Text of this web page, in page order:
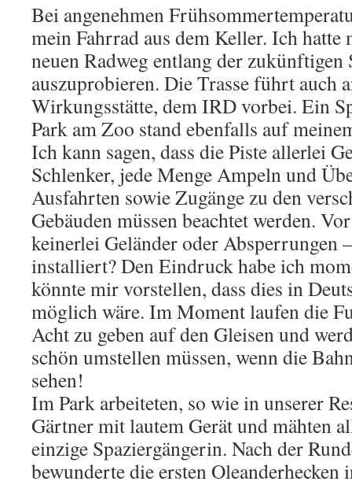
Bei angenehmen
mein Fahrrad aus dem Keller. Ich hatte
neuen Radweg entlang der zukünftigen
auszuprobieren. Die Trasse führt auch
Wirkungsstätte, dem IRD vorbei. Ein
Park am Zoo stand ebenfalls auf
Ich kann sagen, dass die Piste allerlei
Schlenker, jede Menge Ampeln und
Ausfahrten sowie Zugänge zu den
Gebäuden müssen beachtet werden.
keinerlei Geländer oder Absperrungen
installiert? Den Eindruck habe ich
könnte mir vorstellen, dass dies in
möglich wäre. Im Moment laufen die
Acht zu geben auf den Gleisen und
schön umstellen müssen, wenn die
sehen!
Im Park arbeiteten, so wie in unserer
Gärtner mit lautem Gerät und mähten
einzige Spaziergängerin. Nach der
bewunderte die ersten